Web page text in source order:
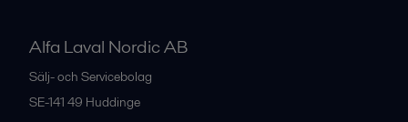
Alfa Laval Nordic AB
Sälj- och Servicebolag
SE-141 49 Huddinge